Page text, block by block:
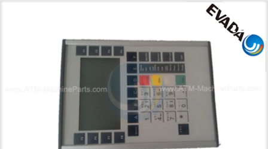
RUMAH
PRODUK
TENTANG